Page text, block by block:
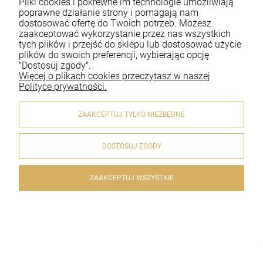
Moje konto
Płatności i dostawa
Informacje
O nas
© 2020 artykulyreligijne.pl . Wszelkie prawa zastrzeżone.
Styl graficzny i aplikacje ShopGadget.pl
Sklep internetowy
poprawne działanie strony i pomagają nam
dostosować ofertę do Twoich potrzeb. Możesz
zaakceptować wykorzystanie przez nas wszystkich
tych plików i przejść do sklepu lub dostosować użycie
plików do swoich preferencji, wybierając opcję
"Dostosuj zgody".
Więcej o plikach cookies przeczytasz w naszej
Polityce prywatności.
ZAAKCEPTUJ TYLKO NIEZBĘDNE
DOSTOSUJ ZGODY
ZAAKCEPTUJ WSZYSTKIE